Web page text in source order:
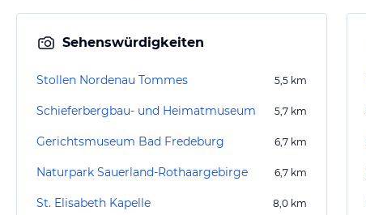
Sehenswürdigkeiten
Stollen Nordenau Tommes 5,5 km
Schieferbergbau- und Heimatmuseum 5,7 km
Gerichtsmuseum Bad Fredeburg 6,7 km
Naturpark Sauerland-Rothaargebirge 6,7 km
St. Elisabeth Kapelle 8,0 km